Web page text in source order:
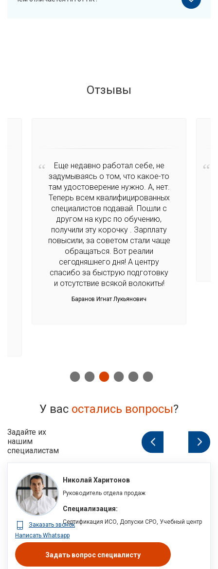
Отзывы
Еще недавно работал себе, не
задумываясь о том, что какое-то
там удостоверение нужно. А, нет.
Теперь всем квалифицированных
специалистов подавай. Пошли с
другом на курс по обучению,
получили эту корочку . Зарплату
повысили, за советом стали чаще
обращаться. Вот реалии
сегодняшнего дня! А центру
спасибо за быструю подготовку
и отсутствие всякой волокиты!
Баранов Игнат Лукьянович
У вас остались вопросы?
Задайте их
нашим
специалистам
Николай Харитонов
Руководитель отдела продаж
Специализация:
Сертификация ИСО, Допуски СРО, Учебный центр
Заказать звонок
Написать Whatsapp
Задать вопрос специалисту
1 из